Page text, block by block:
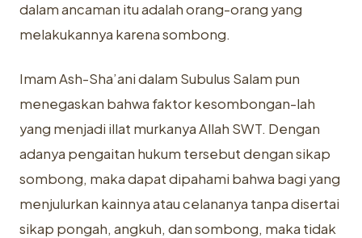
dalam ancaman itu adalah orang-orang yang
melakukannya karena sombong.
Imam Ash-Sha’ani dalam Subulus Salam pun
menegaskan bahwa faktor kesombongan-lah
yang menjadi illat murkanya Allah SWT. Dengan
adanya pengaitan hukum tersebut dengan sikap
sombong, maka dapat dipahami bahwa bagi yang
menjulurkan kainnya atau celananya tanpa disertai
sikap pongah, angkuh, dan sombong, maka tidak